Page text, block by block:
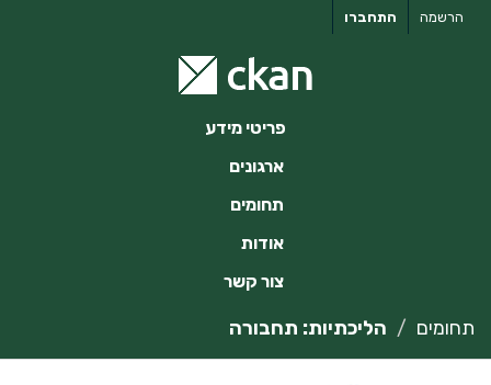
התחברו הרשמה
פריטי מידע
ארגונים
תחומים
אודות
צור קשר
תחומים הליכתיות: תחבורה